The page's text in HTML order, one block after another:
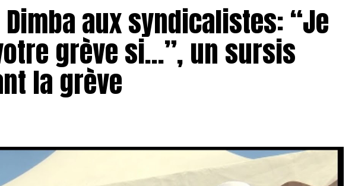
aux syndicalistes: “Je
grève si…”, un sursis
la grève